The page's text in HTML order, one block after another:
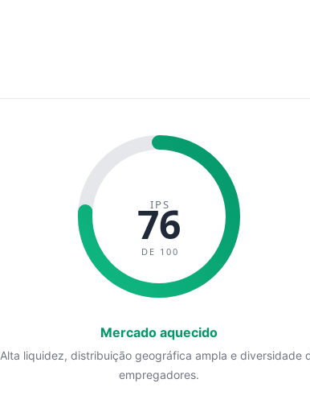
IPS
76
DE 100
Mercado aquecido
Alta liquidez, distribuição geográfica ampla e diversidade
empregadores.